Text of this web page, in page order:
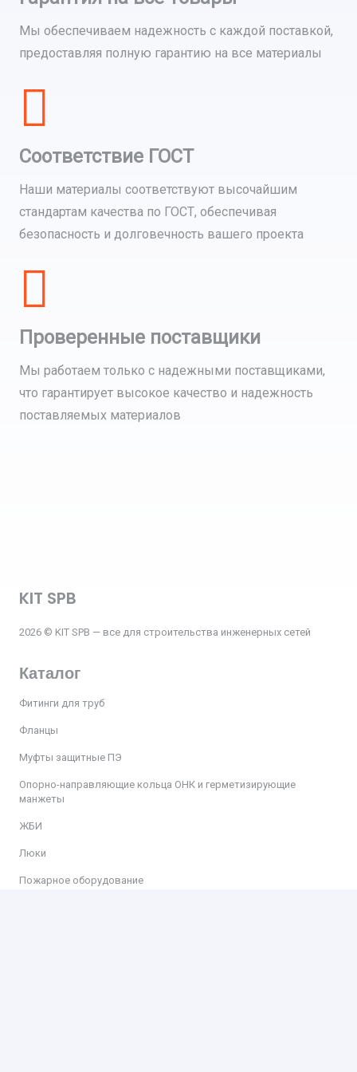
Мы обеспечиваем надежность с каждой поставкой,
предоставляя полную гарантию на все материалы
Соответствие ГОСТ
Наши материалы соответствуют высочайшим
стандартам качества по ГОСТ, обеспечивая
безопасность и долговечность вашего проекта
Проверенные поставщики
Мы работаем только с надежными поставщиками,
что гарантирует высокое качество и надежность
поставляемых материалов
KIT SPB
2026 © KIT SPB — все для строительства инженерных сетей
Каталог
Фитинги для труб
Фланцы
Муфты защитные ПЭ
Опорно-направляющие кольца ОНК и герметизирующие
манжеты
ЖБИ
Люки
Пожарное оборудование